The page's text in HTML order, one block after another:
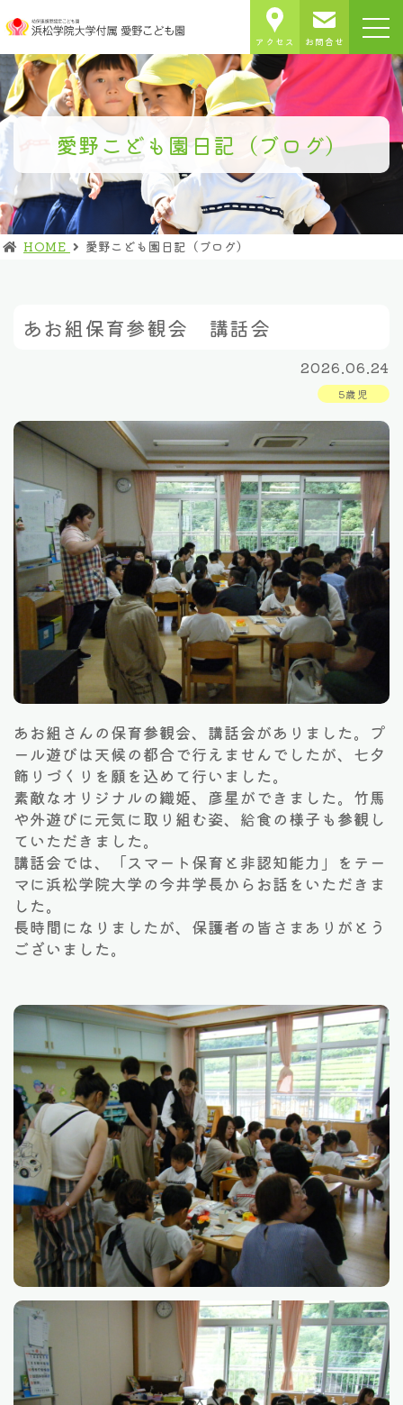
アクセス お問合せ
愛野こども園日記（ブログ）
HOME 愛野こども園日記（ブログ）
あお組保育参観会 講話会
2026.06.24
5歳児
あお組さんの保育参観会、講話会がありました。プ
ール遊びは天候の都合で行えませんでしたが、七夕
飾りづくりを願を込めて行いました。
素敵なオリジナルの織姫、彦星ができました。竹馬
や外遊びに元気に取り組む姿、給食の様子も参観し
ていただきました。
講話会では、「スマート保育と非認知能力」をテー
マに浜松学院大学の今井学長からお話をいただきま
した。
長時間になりましたが、保護者の皆さまありがとう
ございました。